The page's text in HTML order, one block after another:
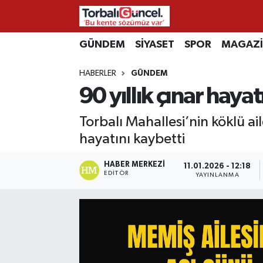
GÜNDEM SİYASET SPOR
HABERLER GÜNDEM
90 yıllık çınar
Torbalı Mahallesi’nin köklü
hayatını kaybetti
HABER MERKEZI
EDITÖR
11.01.2026 - 12:18
YAYINLANMA
İzmir Nöbetçi Eczaneler
İzmir Hava Durumu
İzmir Namaz Vakitleri
İzmir Trafik Yoğunluk Haritası
Süper Lig Puan Durumu ve Fikstür
Son Dakika Haberleri